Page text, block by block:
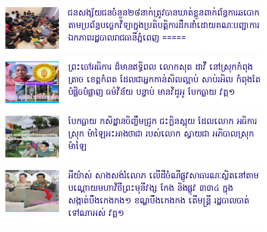
ជនសង្ស័យជនចំនួន២៨នាក់ត្រូវបានឃាត់ខ្លួនពាក់ព័ន្ធការឆបោក
តាមប្រព័ន្ធបច្ចេកវិទ្យាក្នុងប្រតិបត្តិការដឹកនាំដោយគណៈបញ្ជាការ
ឯកភាពរដ្ឋបាលរាជធានីភ្នំពេញ ‎=====
ព្រះចៅអធិការ ដ៏មានឥទ្ធិពល លោកសុត ដាវី នៅស្រុកកំពុង
ត្រាច ខេត្តកំពត ដែលជាអ្នកកាន់សិលល្អាប់ សាប់រអិល កំពុងតែ
បំផ្លិចបំផ្លាញ ធម៌វិន័យ បន្ទាប់ មានវិដូអូ បែកធ្លាយ វគ្គ១
បែកធ្លាយ កសិដ្ឋានចិញ្ចឹមជ្រូក ជះក្លិនស្អុយ ដែលលោក អធិការ
ស្រុក ម៉ាឡៃអះអាងថាជា របស់លោក ស្វាយជា អភិបាលស្រុក
ម៉ាឡៃ
អីយ៉ាស់ សាងសង់រំលោភ លើដីចំណីផ្លូវសាធារណៈស្ថិតនៅតាម
បណ្ដោយមហាវិថីព្រះមុនីវង្ស កែង និងផ្លូវ ៣៣៤ ក្នុង
សង្កាត់បឹងកេងកង១ ខណ្ឌបឹងកេងកង តើមន្ត្រី រដ្ឋបាលបាត់
ទៅណាអស់ វគ្គ១